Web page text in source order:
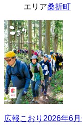
エリア桑折町
広報こおり2026年6